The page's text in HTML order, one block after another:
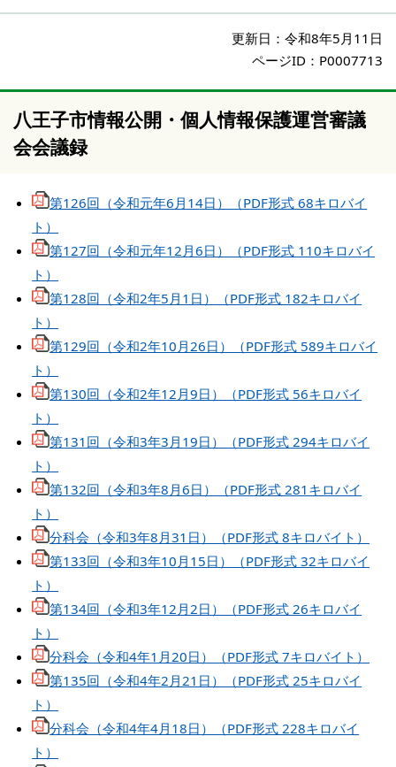
更新日： 令和8年5月11日
ページID：P0007713
八王子市情報公開・個人情報保護運営審議
会会議録
第126回（令和元年6月14日）（PDF形式 68キロバイ
ト）
第127回（令和元年12月6日）（PDF形式 110キロバイ
ト）
第128回（令和2年5月1日）（PDF形式 182キロバイ
ト）
第129回（令和2年10月26日）（PDF形式 589キロバイ
ト）
第130回（令和2年12月9日）（PDF形式 56キロバイ
ト）
第131回（令和3年3月19日）（PDF形式 294キロバイ
ト）
第132回（令和3年8月6日）（PDF形式 281キロバイ
ト）
分科会（令和3年8月31日）（PDF形式 8キロバイト）
第133回（令和3年10月15日）（PDF形式 32キロバイ
ト）
第134回（令和3年12月2日）（PDF形式 26キロバイ
ト）
分科会（令和4年1月20日）（PDF形式 7キロバイト）
第135回（令和4年2月21日）（PDF形式 25キロバイ
ト）
分科会（令和4年4月18日）（PDF形式 228キロバイ
ト）